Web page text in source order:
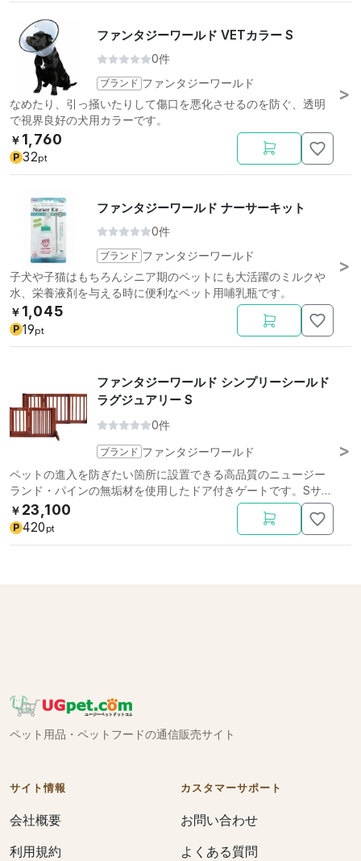
ファンタジーワールド VETカラー S
0件
ブランド ファンタジーワールド
なめたり、引っ掻いたりして傷口を悪化させるのを防ぐ、透明
で視界良好の犬用カラーです。
￥ 1,760
P 32pt
ファンタジーワールド ナーサーキット
0件
ブランド ファンタジーワールド
子犬や子猫はもちろんシニア期のペットにも大活躍のミルクや
水、栄養液剤を与える時に便利なペット用哺乳瓶です。
￥ 1,045
P 19pt
ファンタジーワールド シンプリーシールド
ラグジュアリー S
0件
ブランド ファンタジーワールド
ペットの進入を防ぎたい箇所に設置できる高品質のニュージー
ランド・パインの無垢材を使用したドア付きゲートです。Sサイ
ズ
￥ 23,100
P 420 pt
ペット用品・ペットフードの通信販売サイト
サイト情報
会社概要
利用規約
カスタマーサポート
お問い合わせ
よくある質問